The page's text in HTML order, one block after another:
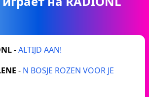
-ALTIJD AAN!
- N BOSJE ROZEN VOOR JE